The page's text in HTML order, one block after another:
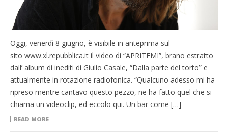
Oggi, venerdì 8 giugno, è visibile in anteprima sul
sito www.xl.repubblica.it il video di “APRITEMI”, brano estratto
dall’ album di inediti di Giulio Casale, “Dalla parte del torto” e
attualmente in rotazione radiofonica. “Qualcuno adesso mi ha
ripreso mentre cantavo questo pezzo, ne ha fatto quel che si
chiama un videoclip, ed eccolo qui. Un bar come […]
READ MORE